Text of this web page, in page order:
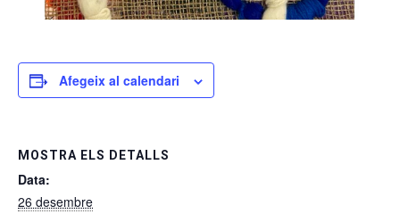
Afegeix al calendari
MOSTRA ELS DETALLS
Data:
26 desembre